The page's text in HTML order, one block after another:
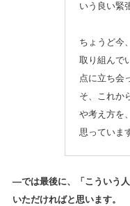
いう良い緊
ちょうど今
取り組んで
点に立ち会
そ、これか
や考え方を
思っていま
—では最後に、「こういう
いただければと思います。